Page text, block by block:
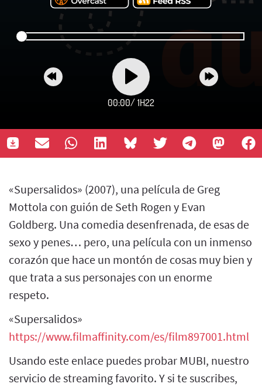
00:00/ 1H22
«Supersalidos» (2007), una película de Greg
Mottola con guión de Seth Rogen y Evan
Goldberg. Una comedia desenfrenada, de esas de
sexo y penes… pero, una película con un inmenso
corazón que hace un montón de cosas muy bien y
que trata a sus personajes con un enorme
respeto.
«Supersalidos»
https://www.filmaffinity.com/es/film897001.html
Usando este enlace puedes probar MUBI, nuestro
servicio de streaming favorito. Y si te suscribes,